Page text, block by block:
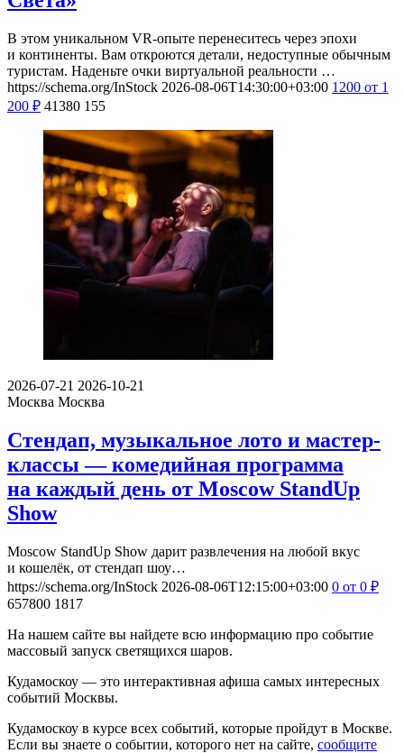
В этом уникальном VR-опыте перенеситесь через эпохи
и континенты. Вам откроются детали, недоступные обычным
туристам. Наденьте очки виртуальной реальности …
https://schema.org/InStock 2026-08-06T14:30:00+03:00 1200 от 1
200 ₽ 41380 155
2026-07-21 2026-10-21
Москва Москва
Стендап, музыкальное лото и мастер-
классы — комедийная программа
на каждый день от Moscow StandUp
Show
Moscow StandUp Show дарит развлечения на любой вкус
и кошелёк, от стендап шоу…
https://schema.org/InStock 2026-08-06T12:15:00+03:00 0 от 0 ₽
657800 1817
На нашем сайте вы найдете всю информацию про событие
массовый запуск светящихся шаров.
Кудамоскоу — это интерактивная афиша самых интересных
событий Москвы.
Кудамоскоу в курсе всех событий, которые пройдут в Москве.
Если вы знаете о событии, которого нет на сайте, сообщите